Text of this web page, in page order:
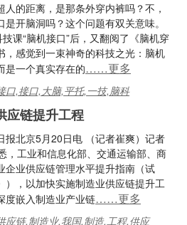
的距离，是那条外穿内裤吗？不，
开脑洞吗？这个问题有双关意味。
课“脑机接口”后，又翻阅了《脑机穿
，感觉到一束神奇的科技之光：脑机
是一个真实存在的……更多
口,接口,大脑,平托,一技,脑科
应链提升工程
报北京5月20日电 （记者崔爽）记者
，工业和信息化部、交通运输部、商
企业供应链管理水平提升指南（试
），以加快实施制造业供应链提升工
度嵌入制造业产业链……更多
应链,制造业,我国,制造,工程,供应